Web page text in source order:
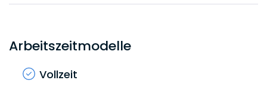
Arbeitszeitmodelle
Vollzeit